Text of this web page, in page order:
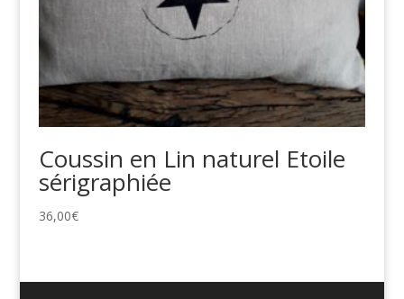
Coussin en Lin naturel Etoile
sérigraphiée
36,00€